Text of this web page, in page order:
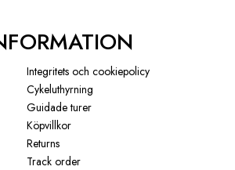
Integritets och cookiepolicy
Cykeluthyrning
Guidade turer
Köpvillkor
Returns
Track order